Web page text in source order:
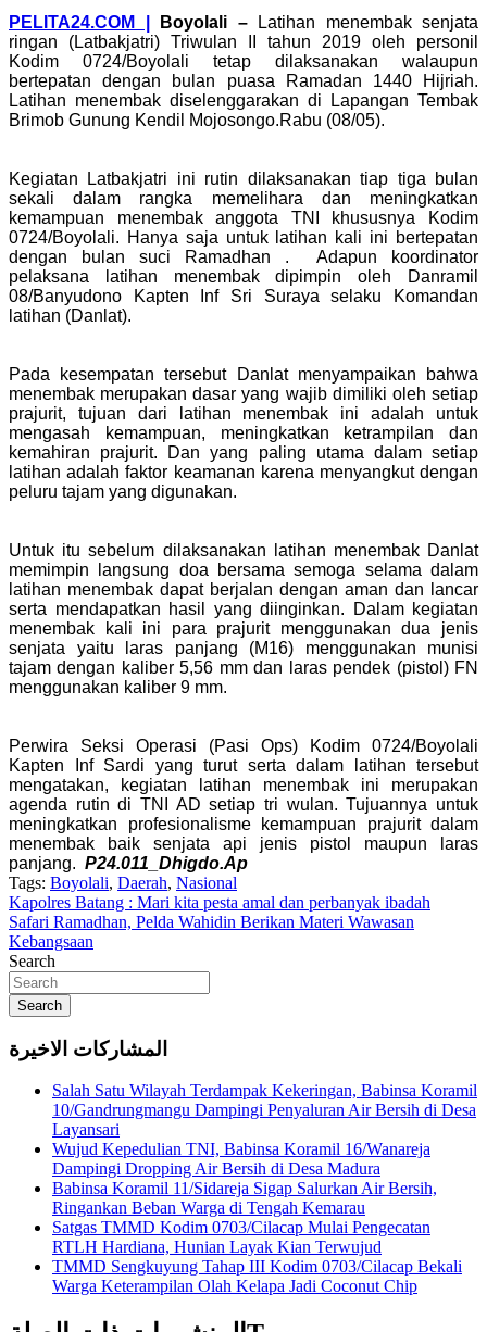
PELITA24.COM | Boyolali –
Latihan menembak senjata
ringan (Latbakjatri) Triwulan II tahun 2019 oleh personil
Kodim 0724/Boyolali tetap dilaksanakan walaupun
bertepatan dengan bulan puasa Ramadan 1440 Hijriah.
Latihan menembak diselenggarakan di Lapangan Tembak
Brimob Gunung Kendil Mojosongo.Rabu (08/05).
Kegiatan Latbakjatri ini rutin dilaksanakan tiap tiga bulan
sekali dalam rangka memelihara dan meningkatkan
kemampuan menembak anggota TNI khususnya Kodim
0724/Boyolali. Hanya saja untuk latihan kali ini bertepatan
dengan bulan suci Ramadhan . Adapun koordinator
pelaksana latihan menembak dipimpin oleh Danramil
08/Banyudono Kapten Inf Sri Suraya selaku Komandan
latihan (Danlat).
Pada kesempatan tersebut Danlat menyampaikan bahwa
menembak merupakan dasar yang wajib dimiliki oleh setiap
prajurit, tujuan dari latihan menembak ini adalah untuk
mengasah kemampuan, meningkatkan ketrampilan dan
kemahiran prajurit. Dan yang paling utama dalam setiap
latihan adalah faktor keamanan karena menyangkut dengan
peluru tajam yang digunakan.
Untuk itu sebelum dilaksanakan latihan menembak Danlat
memimpin langsung doa bersama semoga selama dalam
latihan menembak dapat berjalan dengan aman dan lancar
serta mendapatkan hasil yang diinginkan. Dalam kegiatan
menembak kali ini para prajurit menggunakan dua jenis
senjata yaitu laras panjang (M16) menggunakan munisi
tajam dengan kaliber 5,56 mm dan laras pendek (pistol) FN
menggunakan kaliber 9 mm.
Perwira Seksi Operasi (Pasi Ops) Kodim 0724/Boyolali
Kapten Inf Sardi yang turut serta dalam latihan tersebut
mengatakan, kegiatan latihan menembak ini merupakan
agenda rutin di TNI AD setiap tri wulan. Tujuannya untuk
meningkatkan profesionalisme kemampuan prajurit dalam
menembak baik senjata api jenis pistol maupun laras
panjang. P24.011_ Dhigdo.Ap
Tags: Boyolali, Daerah, Nasional
Navigasi
pos
Kapolres Batang : Mari kita pesta amal dan perbanyak ibadah
Safari Ramadhan, Pelda Wahidin Berikan Materi Wawasan
Kebangsaan
Search
Search
المشاركات الاخيرة
Salah Satu Wilayah Terdampak Kekeringan, Babinsa Koramil
10/Gandrungmangu Dampingi Penyaluran Air Bersih di Desa
Layansari
Wujud Kepedulian TNI, Babinsa Koramil 16/Wanareja
Dampingi Dropping Air Bersih di Desa Madura
Babinsa Koramil 11/Sidareja Sigap Salurkan Air Bersih,
Ringankan Beban Warga di Tengah Kemarau
Satgas TMMD Kodim 0703/Cilacap Mulai Pengecatan
RTLH Hardiana, Hunian Layak Kian Terwujud
TMMD Sengkuyung Tahap III Kodim 0703/Cilacap Bekali
Warga Keterampilan Olah Kelapa Jadi Coconut Chip